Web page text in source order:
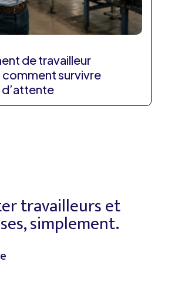
de travailleur
comment survivre
d’attente
travailleurs et
simplement.